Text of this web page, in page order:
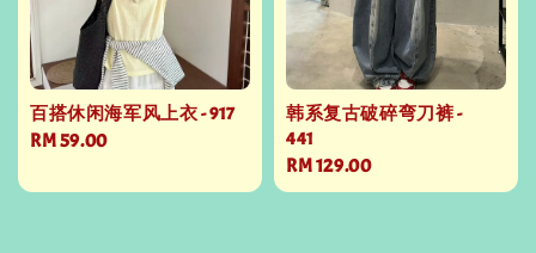
百搭休闲海军风上衣 - 917
Regular
RM 59.00
韩系复古破碎弯刀裤 -
441
Regular
price
RM 129.00